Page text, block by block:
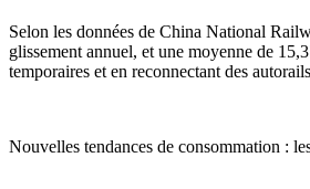
Selon les données de China National
glissement annuel, et une moyenne de
temporaires et en reconnectant des
Nouvelles tendances de consommation :